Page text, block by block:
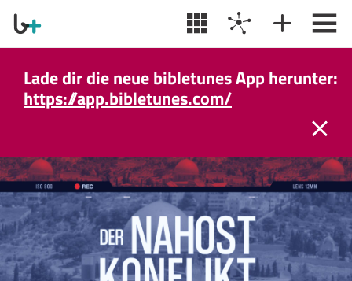
Lade dir die neue bibletunes App herunter:
https://app.bibletunes.com/